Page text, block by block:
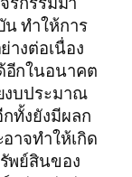
ทำให้การ
างต่อเนื่อง
กในอนาคต
งบประมาณ
ทั้งยังมีผลก
าจทำให้เกิด
พย์สินของ